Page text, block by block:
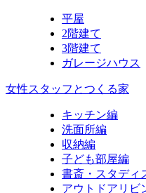
平屋
2階建て
3階建て
ガレージハウス
女性スタッフとつくる家
キッチン編
洗面所編
収納編
子ども部屋編
書斎・スタディ
アウトドアリビ